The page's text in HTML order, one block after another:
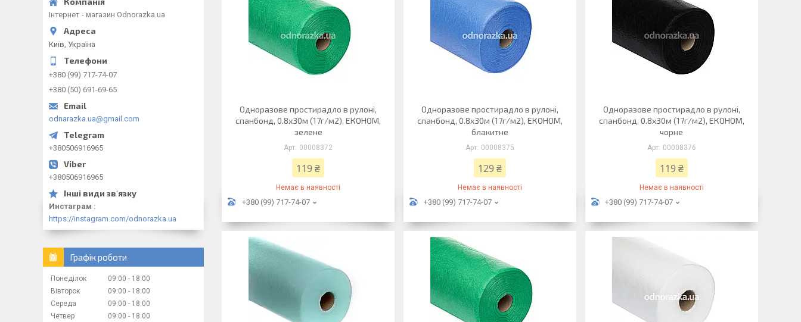
Одноразове простирадло в рулоні,
спанбонд, 0.8х30м (17г/м2), ЕКОНОМ,
зелене
00008372
119 ₴
Немає в наявності
+380 (99) 717-74-07
Одноразове простирадло в рулоні,
спанбонд, 0.8х30м (17г/м2), ЕКОНОМ,
блакитне
00008375
129 ₴
Немає в наявності
+380 (99) 717-74-07
Одноразове простирадло в рулоні,
спанбонд, 0.8х30м (17г/м2), ЕКОНОМ,
чорне
00008376
119 ₴
Немає в наявності
+380 (99) 717-74-07
Інтернет - магазин Odnorazka.ua
Київ, Україна
+380 (99) 717-74-07
+380 (50) 691-69-65
odnarazka.ua@gmail.com
+380506916965
+380506916965
Инстаграм
https://instagram.com/odnorazka.ua
Графік роботи
Понеділок 09:00
18:00
Вівторок
09:00
18:00
Середа
09:00
18:00
Четвер
09:00
18:00